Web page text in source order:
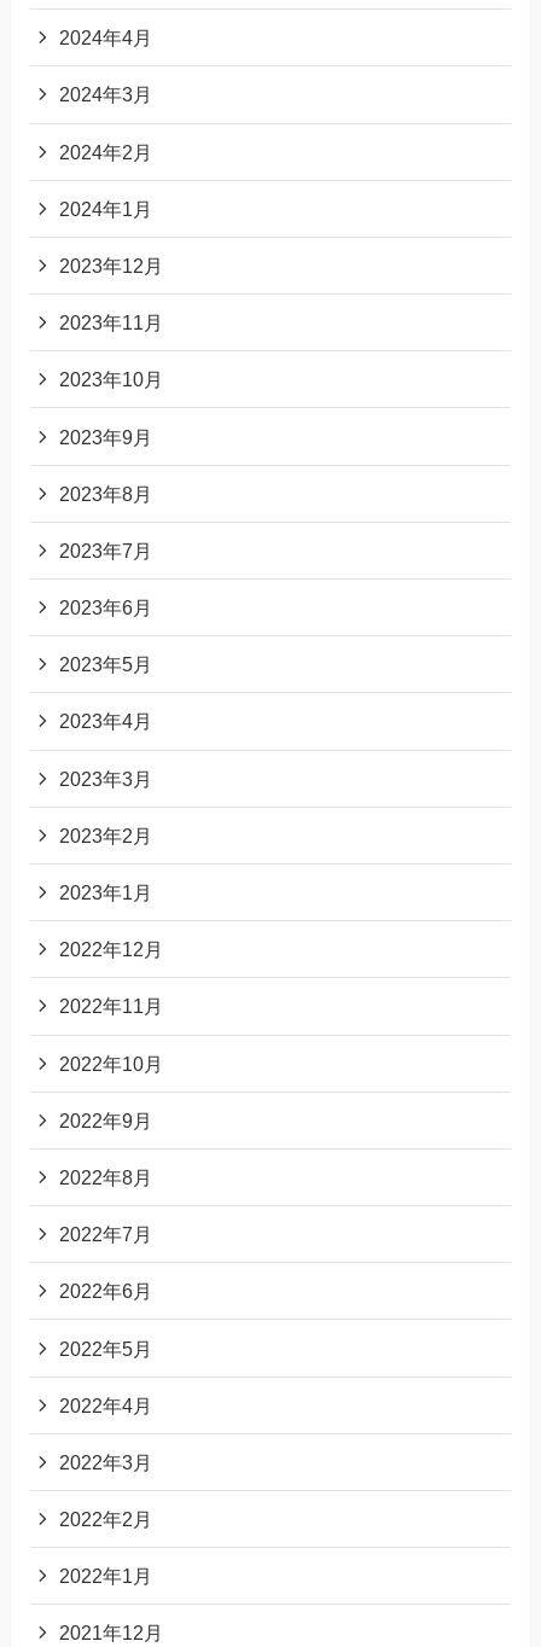
2024年4月
2024年3月
2024年2月
2024年1月
2023年12月
2023年11月
2023年10月
2023年9月
2023年8月
2023年7月
2023年6月
2023年5月
2023年4月
2023年3月
2023年2月
2023年1月
2022年12月
2022年11月
2022年10月
2022年9月
2022年8月
2022年7月
2022年6月
2022年5月
2022年4月
2022年3月
2022年2月
2022年1月
2021年12月